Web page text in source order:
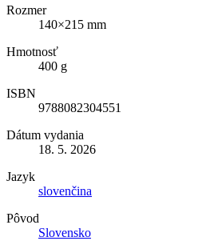
Rozmer
140×215 mm
Hmotnosť
400 g
ISBN
9788082304551
Dátum vydania
18. 5. 2026
Jazyk
slovenčina
Pôvod
Slovensko